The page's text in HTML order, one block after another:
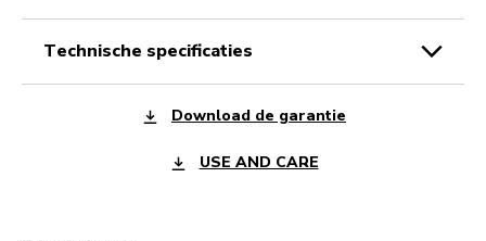
technische specificaties
Download de garantie
USE AND CARE